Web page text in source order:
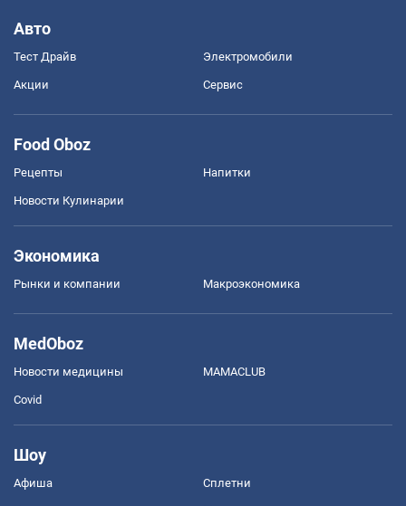
Авто
Тест Драйв Электромобили
Акции Сервис
Food Oboz
Рецепты Напитки
Новости Кулинарии
Экономика
Рынки и компании Mакроэкономика
MedOboz
Новости медицины MAMACLUB
Covid
Шоу
Афиша Сплетни